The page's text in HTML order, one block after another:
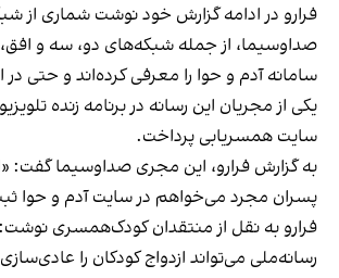
فرارو در ادامه گزارش خود نوشت شماری از
صداوسیما، از جمله شبکه‌های دو، سه و
سامانه آدم و حوا را معرفی کرده‌اند و حتی در
یکی از مجریان این رسانه در برنامه زنده
سایت همسریابی پرداخت.
به گزارش فرارو، این مجری صداوسیما گفت:
پسران مجرد می‌خواهم در سایت آدم و حوا
فرارو به نقل از منتقدان کودک‌همسری نوشت:
رسانه‌ملی می‌تواند ازدواج کودکان را